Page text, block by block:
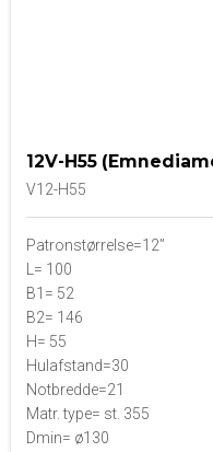
12V-H55
V12-H55
Patronstørrelse=12”
L= 100
B1= 52
B2= 146
H= 55
Hulafstand=30
Notbredde=21
Matr. type= st. 355
Dmin= ø130